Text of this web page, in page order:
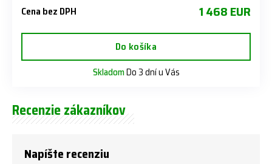
Cena bez DPH 1 468 EUR
Do košíka
SkladomDo 3 dní u Vás
Recenzie zákazníkov
Napíšte recenziu